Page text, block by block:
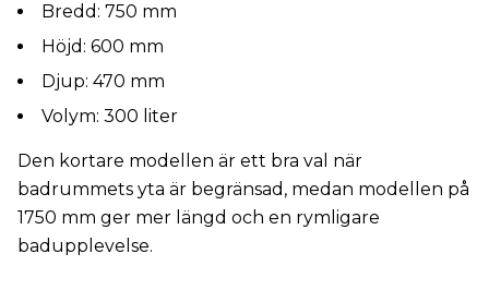
Bredd: 750 mm
Höjd: 600 mm
Djup: 470 mm
Volym: 300 liter
Den kortare modellen är ett bra val när
badrummets yta är begränsad, medan modellen på
1750 mm ger mer längd och en rymligare
badupplevelse.